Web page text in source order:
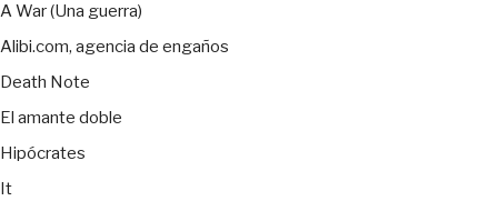
A War (Una guerra)
Alibi.com, agencia de engaños
Death Note
El amante doble
Hipócrates
It